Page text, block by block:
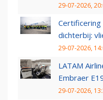
29-07-2026,
Certificering
dichterbij:
29-07-2026,
LATAM
Embraer
29-07-2026,